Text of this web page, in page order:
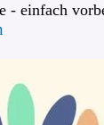
- einfach